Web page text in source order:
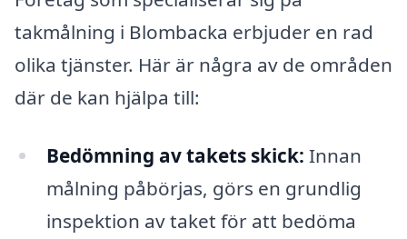
takmålning i Blombacka erbjuder en rad
olika tjänster. Här är några av de områden
där de kan hjälpa till:
Bedömning av takets skick: Innan
målning påbörjas, görs en grundlig
inspektion av taket för att bedöma